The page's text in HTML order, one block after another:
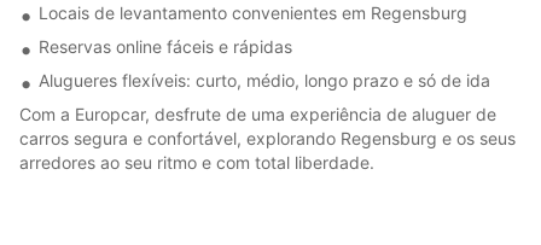
Locais de levantamento convenientes em Regensburg
Reservas online fáceis e rápidas
Alugueres flexíveis: curto, médio, longo prazo e só de ida
Com a Europcar, desfrute de uma experiência de aluguer de
carros segura e confortável, explorando Regensburg e os seus
arredores ao seu ritmo e com total liberdade.